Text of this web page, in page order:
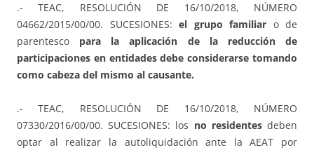
.- TEAC, RESOLUCIÓN DE 16/10/2018, NÚMERO
04662/2015/00/00. SUCESIONES: el grupo familiar o de
parentesco para la aplicación de la reducción de
participaciones en entidades debe considerarse tomando
como cabeza del mismo al causante.
.- TEAC, RESOLUCIÓN DE 16/10/2018, NÚMERO
07330/2016/00/00. SUCESIONES: los no residentesdeben
optar al realizar la autoliquidación ante la AEAT por